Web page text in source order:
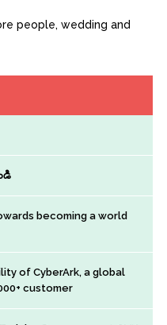
becoming a world
of CyberArk, a global
customer